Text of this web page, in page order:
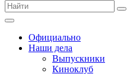
Официально
Наши дела
Выпускники
Киноклуб